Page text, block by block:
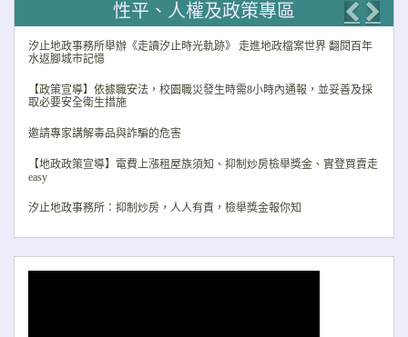
性平、人權及政策專區
汐止地政事務所舉辦《走讀汐止時光軌跡》 走進地政檔案世界 翻閱百年
水返腳城市記憶
【政策宣導】依據職安法，校園職災發生時需8小時內通報，並妥善及採
取必要安全衛生措施
邀請專家講解毒品與詐騙的危害
【地政政策宣導】電費上漲租屋族須知、抑制炒房檢舉獎金、實登買賣走
easy
汐止地政事務所：抑制炒房，人人有責，檢舉獎金報你知